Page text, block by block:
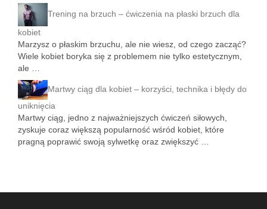
Trening na brzuch – ćwiczenia na płaski brzuch dla
kobiet
Marzysz o płaskim brzuchu, ale nie wiesz, od czego zacząć?
Wiele kobiet boryka się z problemem nie tylko estetycznym,
ale …
Martwy ciąg dla kobiet – korzyści, technika i błędy do
uniknięcia
Martwy ciąg, jedno z najważniejszych ćwiczeń siłowych,
zyskuje coraz większą popularność wśród kobiet, które
pragną poprawić swoją sylwetkę oraz zwiększyć …